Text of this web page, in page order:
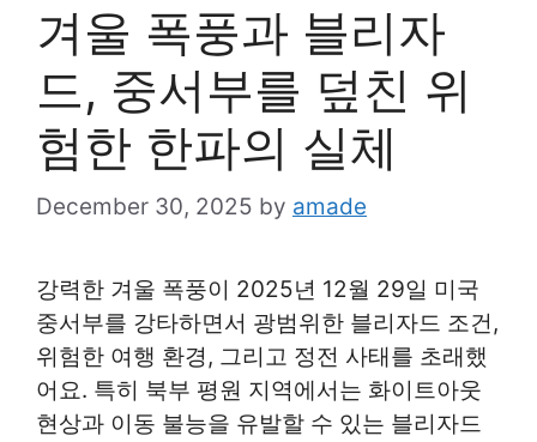
겨울 폭풍과 블리자
드, 중서부를 덮친 위
험한 한파의 실체
December 30, 2025 by amade
강력한 겨울 폭풍이 2025년 12월 29일 미국
중서부를 강타하면서 광범위한 블리자드 조건,
위험한 여행 환경, 그리고 정전 사태를 초래했
어요. 특히 북부 평원 지역에서는 화이트아웃
현상과 이동 불능을 유발할 수 있는 블리자드